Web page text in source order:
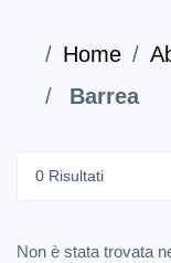
Home
Barrea
0 Risultati
Non è stata trovata